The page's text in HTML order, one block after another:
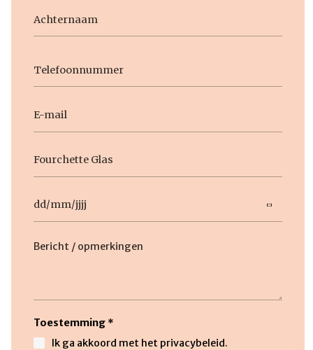
mail
titel
DD
slash
MM
Beschrijving
Toestemming *
Ik ga akkoord met het privacybeleid.